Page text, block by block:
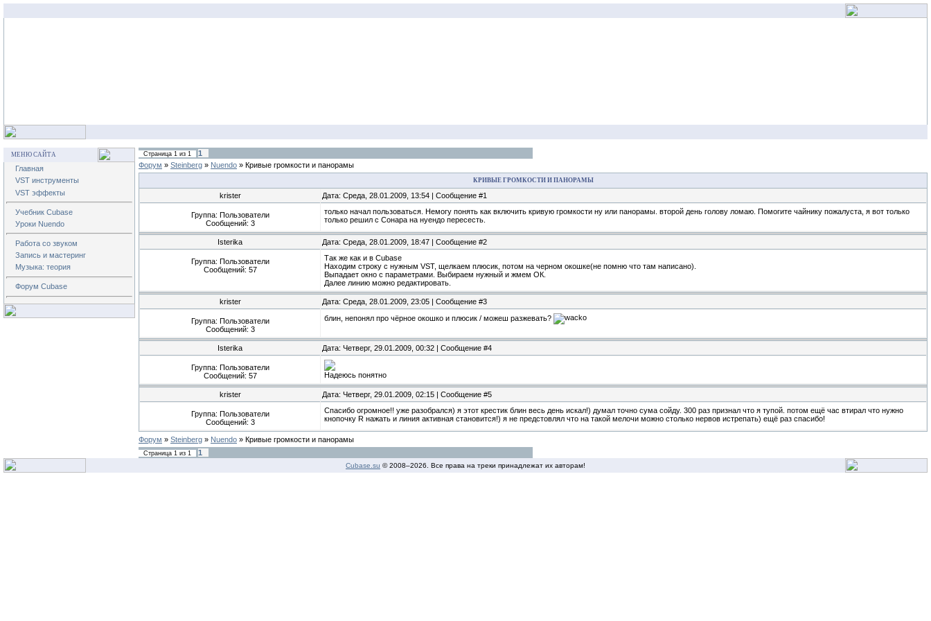
МЕНЮ САЙТА
Главная
VST инструменты
VST эффекты
Учебник Cubase
Уроки Nuendo
Работа со звуком
Запись и мастеринг
Музыка: теория
Форум Cubase
Страница 1 из 1
1
Форум » Steinberg » Nuendo » Кривые громкости и панорамы
КРИВЫЕ ГРОМКОСТИ И ПАНОРАМЫ
krister Дата: Среда, 28.01.2009, 13:54 | Сообщение #1
Группа: Пользователи
Сообщений: 3
только начал пользоваться. Немогу понять как включить кривую громкости ну или панорамы. второй день голову ломаю. Помогите чайнику пожалуста, я вот только
только решил с Сонара на нуендо пересесть.
Isterika Дата: Среда, 28.01.2009, 18:47 | Сообщение #2
Группа: Пользователи
Сообщений: 57
Так же как и в Cubase
Находим строку с нужным VST, щелкаем плюсик, потом на черном окошке(не помню что там написано).
Выпадает окно с параметрами. Выбираем нужный и жмем ОК.
Далее линию можно редактировать.
krister Дата: Среда, 28.01.2009, 23:05 | Сообщение #3
Группа: Пользователи
Сообщений: 3
блин, непонял про чёрное окошко и плюсик / можеш разжевать?
Isterika Дата: Четверг, 29.01.2009, 00:32 | Сообщение #4
Группа: Пользователи
Сообщений: 57 Надеюсь понятно
krister Дата: Четверг, 29.01.2009, 02:15 | Сообщение #5
Группа: Пользователи
Сообщений: 3
Спасибо огромное!! уже разобрался) я этот крестик блин весь день искал!) думал точно сума сойду. 300 раз признал что я тупой. потом ещё час втирал что нужно
кнопочку R нажать и линия активная становится!) я не предстовлял что на такой мелочи можно столько нервов истрепать) ещё раз спасибо!
Форум » Steinberg » Nuendo » Кривые громкости и панорамы
Страница 1 из 1 1
Cubase.su © 2008–2026. Все права на треки принадлежат их авторам!